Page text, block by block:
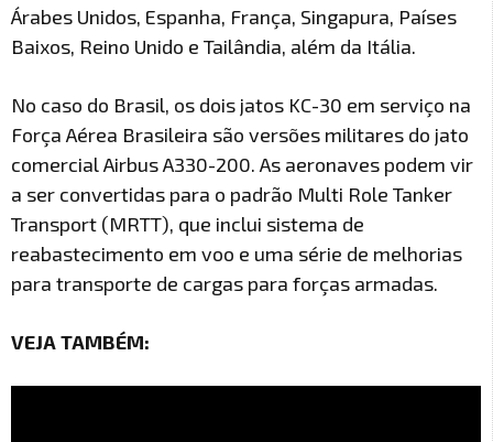
Árabes Unidos, Espanha, França, Singapura, Países
Baixos, Reino Unido e Tailândia, além da Itália.
No caso do Brasil, os dois jatos KC-30 em serviço na
Força Aérea Brasileira são versões militares do jato
comercial Airbus A330-200. As aeronaves podem vir
a ser convertidas para o padrão Multi Role Tanker
Transport (MRTT), que inclui sistema de
reabastecimento em voo e uma série de melhorias
para transporte de cargas para forças armadas.
VEJA TAMBÉM: